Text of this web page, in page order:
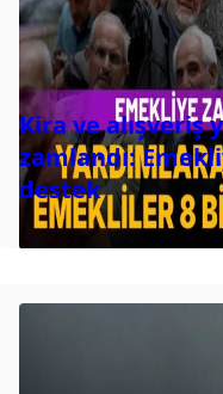
Kira ve alışveriş
zamlandı:
destek